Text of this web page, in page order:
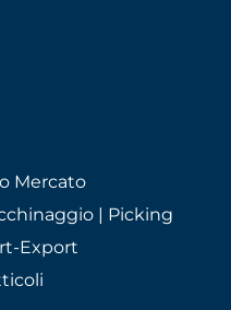
Mercato
| Picking
Export